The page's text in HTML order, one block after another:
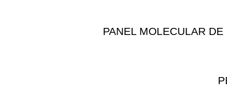
PANEL MOLECULAR